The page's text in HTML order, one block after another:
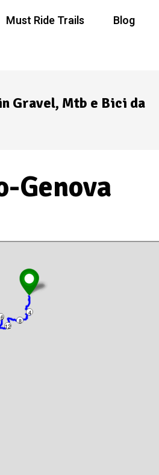
Must Ride Trails Blog
Gravel, Mtb e Bici da
Genova
8
4
12